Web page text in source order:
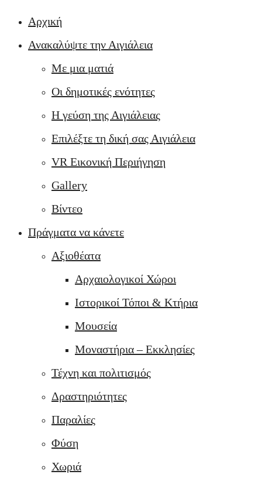
Αρχική
Ανακαλύψτε την Αιγιάλεια
Με μια ματιά
Οι δημοτικές ενότητες
Η γεύση της Αιγιάλειας
Επιλέξτε τη δική σας Αιγιάλεια
VR Εικονική Περιήγηση
Gallery
Βίντεο
Πράγματα να κάνετε
Αξιοθέατα
Αρχαιολογικοί Χώροι
Ιστορικοί Τόποι & Κτήρια
Μουσεία
Μοναστήρια – Εκκλησίες
Τέχνη και πολιτισμός
Δραστηριότητες
Παραλίες
Φύση
Χωριά